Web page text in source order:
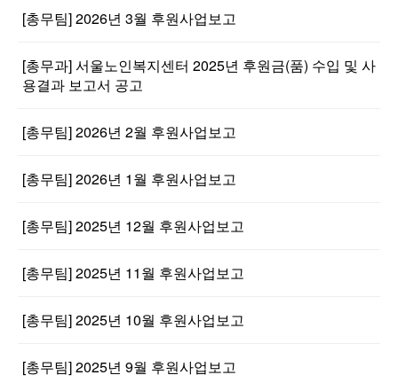
[총무팀] 2026년 3월 후원사업보고
[총무과] 서울노인복지센터 2025년 후원금(품) 수입 및 사
용결과 보고서 공고
[총무팀] 2026년 2월 후원사업보고
[총무팀] 2026년 1월 후원사업보고
[총무팀] 2025년 12월 후원사업보고
[총무팀] 2025년 11월 후원사업보고
[총무팀] 2025년 10월 후원사업보고
[총무팀] 2025년 9월 후원사업보고